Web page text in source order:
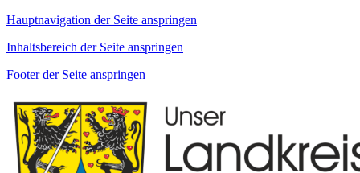
Hauptnavigation der Seite anspringen
Inhaltsbereich der Seite anspringen
Footer der Seite anspringen